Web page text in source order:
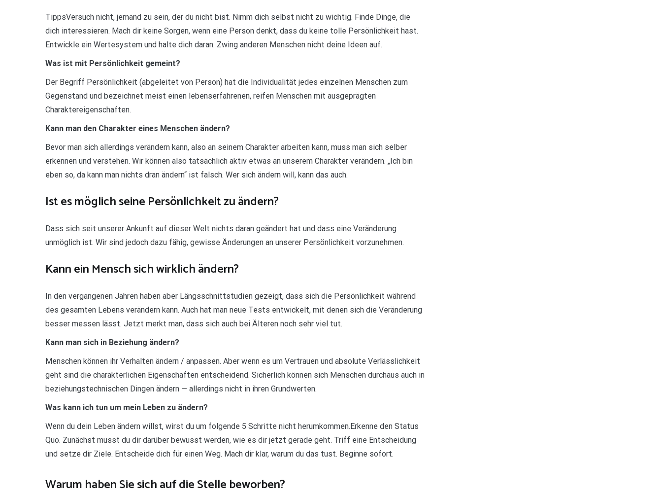
TippsVersuch nicht, jemand zu sein, der du nicht bist. Nimm dich selbst nicht zu wichtig. Finde Dinge, die
dich interessieren. Mach dir keine Sorgen, wenn eine Person denkt, dass du keine tolle Persönlichkeit hast.
Entwickle ein Wertesystem und halte dich daran. Zwing anderen Menschen nicht deine Ideen auf.
Was ist mit Persönlichkeit gemeint?
Der Begriff Persönlichkeit (abgeleitet von Person) hat die Individualität jedes einzelnen Menschen zum
Gegenstand und bezeichnet meist einen lebenserfahrenen, reifen Menschen mit ausgeprägten
Charaktereigenschaften.
Kann man den Charakter eines Menschen ändern?
Bevor man sich allerdings verändern kann, also an seinem Charakter arbeiten kann, muss man sich selber
erkennen und verstehen. Wir können also tatsächlich aktiv etwas an unserem Charakter verändern. „Ich bin
eben so, da kann man nichts dran ändern“ ist falsch. Wer sich ändern will, kann das auch.
Ist es möglich seine Persönlichkeit zu ändern?
Dass sich seit unserer Ankunft auf dieser Welt nichts daran geändert hat und dass eine Veränderung
unmöglich ist. Wir sind jedoch dazu fähig, gewisse Änderungen an unserer Persönlichkeit vorzunehmen.
Kann ein Mensch sich wirklich ändern?
In den vergangenen Jahren haben aber Längsschnittstudien gezeigt, dass sich die Persönlichkeit während
des gesamten Lebens verändern kann. Auch hat man neue Tests entwickelt, mit denen sich die Veränderung
besser messen lässt. Jetzt merkt man, dass sich auch bei Älteren noch sehr viel tut.
Kann man sich in Beziehung ändern?
Menschen können ihr Verhalten ändern / anpassen. Aber wenn es um Vertrauen und absolute Verlässlichkeit
geht sind die charakterlichen Eigenschaften entscheidend. Sicherlich können sich Menschen durchaus auch in
beziehungstechnischen Dingen ändern — allerdings nicht in ihren Grundwerten.
Was kann ich tun um mein Leben zu ändern?
Wenn du dein Leben ändern willst, wirst du um folgende 5 Schritte nicht herumkommen.Erkenne den Status
Quo. Zunächst musst du dir darüber bewusst werden, wie es dir jetzt gerade geht. Triff eine Entscheidung
und setze dir Ziele. Entscheide dich für einen Weg. Mach dir klar, warum du das tust. Beginne sofort.
Warum haben Sie sich auf die Stelle beworben?